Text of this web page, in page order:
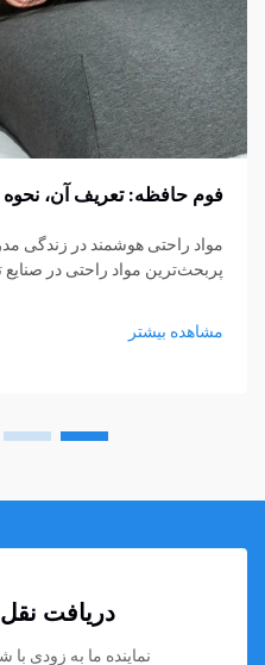
فوم حافظه: تعریف آن،
مواد راحتی هوشمند در زندگی
پربحث‌ترین مواد راحتی در
مشاهده بیشتر
دریافت
نماینده ما به زودی